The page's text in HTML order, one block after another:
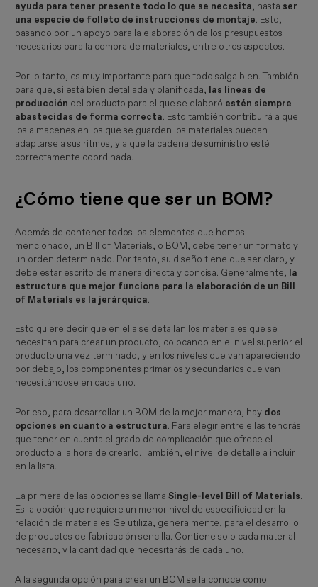
ayuda para tener presente todo lo que se necesita, hasta ser
una especie de folleto de instrucciones de montaje. Esto,
pasando por un apoyo para la elaboración de los presupuestos
necesarios para la compra de materiales, entre otros aspectos.
Por lo tanto, es muy importante para que todo salga bien. También
para que, si está bien detallada y planificada, las líneas de
producción del producto para el que se elaboró estén siempre
abastecidas de forma correcta. Esto también contribuirá a que
los almacenes en los que se guarden los materiales puedan
adaptarse a sus ritmos, y a que la cadena de suministro esté
correctamente coordinada.
¿Cómo tiene que ser un BOM?
Además de contener todos los elementos que hemos
mencionado, un Bill of Materials, o BOM, debe tener un formato y
un orden determinado. Por tanto, su diseño tiene que ser claro, y
debe estar escrito de manera directa y concisa. Generalmente, la
estructura que mejor funciona para la elaboración de un Bill
of Materials es la jerárquica.
Esto quiere decir que en ella se detallan los materiales que se
necesitan para crear un producto, colocando en el nivel superior el
producto una vez terminado, y en los niveles que van apareciendo
por debajo, los componentes primarios y secundarios que van
necesitándose en cada uno.
Por eso, para desarrollar un BOM de la mejor manera, hay dos
opciones en cuanto a estructura. Para elegir entre ellas tendrás
que tener en cuenta el grado de complicación que ofrece el
producto a la hora de crearlo. También, el nivel de detalle a incluir
en la lista.
La primera de las opciones se llamaSingle-level Bill of Materials.
Es la opción que requiere un menor nivel de especificidad en la
relación de materiales. Se utiliza, generalmente, para el desarrollo
de productos de fabricación sencilla. Contiene solo cada material
necesario, y la cantidad que necesitarás de cada uno.
A la segunda opción para crear un BOM se la conoce como